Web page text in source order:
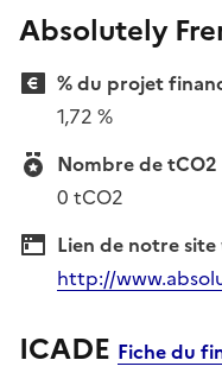
Absolutely
% du projet
1,72 %
Nombre de
0 tCO2
Lien de notre site
http://
ICADE Fiche du